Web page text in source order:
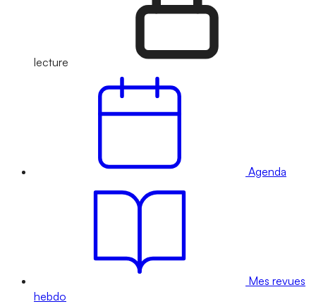
lecture
Agenda
Mes revues
hebdo